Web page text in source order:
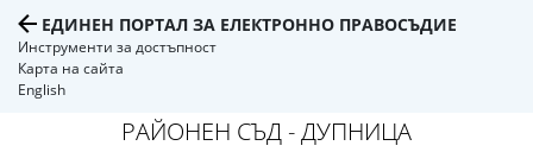
ЕДИНЕН ПОРТАЛ ЗА ЕЛЕКТРОННО ПРАВОСЪДИЕ
Инструменти за достъпност
Карта на сайта
English
РАЙОНЕН СЪД - ДУПНИЦА